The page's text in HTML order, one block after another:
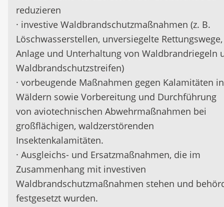
reduzieren
· investive Waldbrandschutzmaßnahmen (z. B.
Löschwasserstellen, unversiegelte Rettungswege,
Anlage und Unterhaltung von Waldbrandriegeln
Waldbrandschutzstreifen)
· vorbeugende Maßnahmen gegen Kalamitäten in
Wäldern sowie Vorbereitung und Durchführung
von aviotechnischen Abwehrmaßnahmen bei
großflächigen, waldzerstörenden
Insektenkalamitäten.
· Ausgleichs- und Ersatzmaßnahmen, die im
Zusammenhang mit investiven
Waldbrandschutzmaßnahmen stehen und
festgesetzt wurden.